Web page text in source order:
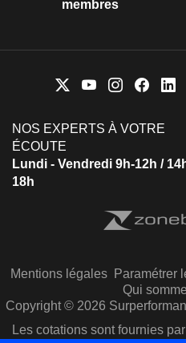
membres
NOS EXPERTS À VOTRE
ÉCOUTE
Lundi - Vendredi 9h-12h /
18h
Mentions légales Paramétrer
Qui
Copyright © 2026
Les cotations sont fournies